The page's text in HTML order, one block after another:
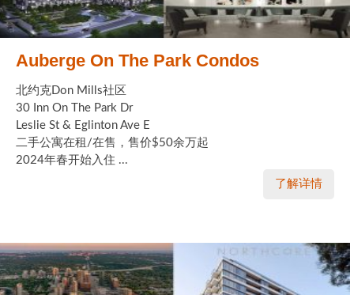
Auberge On The Park Condos
北约克Don Mills社区
30 Inn On The Park Dr
Leslie St & Eglinton Ave E
二手公寓在租/在售，售价$50余万起
2024年春开始入住 ...
了解详情